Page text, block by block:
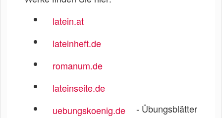
latein.at
lateinheft.de
romanum.de
lateinseite.de
uebungskoenig.de
- Übungsblätter